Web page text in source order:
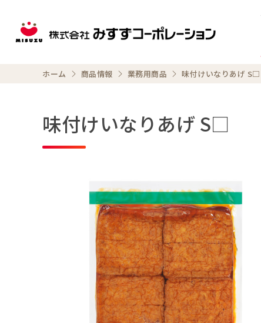
ホーム 商品情報 業務用商品 味付けいなりあげ S□
味付けいなりあげ S□